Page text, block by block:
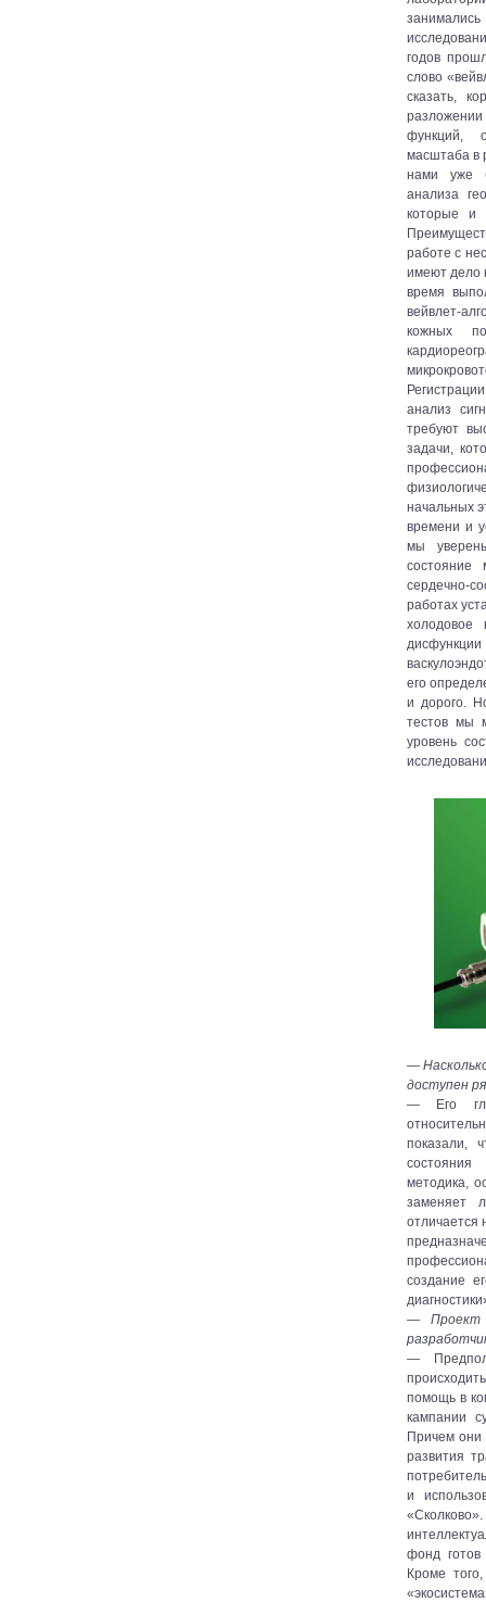
годов
слово
сказать,
разложении
функций,
масштаба в
нами уже
анализа
которые и
работе с
имеют дело
время
вейвлет-
кожных
анализ
требуют
задачи,
начальных
времени и
мы
состояние
сердечно-
работах
холодовое
его
и дорого.
тестов мы
уровень
—
доступен
— Его
показали,
состояния
методика,
заменяет
отличается
создание
— Проект
—
помощь в
кампании
Причем они
развития
и
фонд готов
Кроме